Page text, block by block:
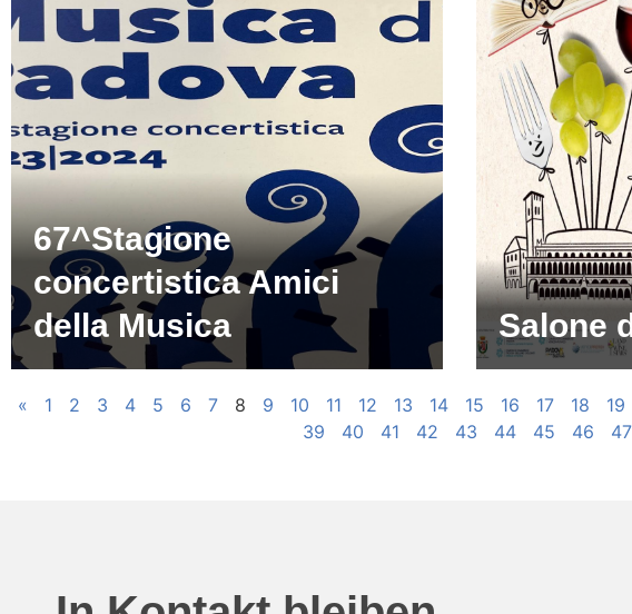
67^Stagione
concertistica Amici
della Musica
Salone
« 1 2 3 4 5 6 7 8 9 10 11 12 13 14 15 16 17 18 19
39
40 41 42 43 44 45 46 47